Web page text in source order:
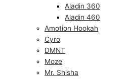
Aladin 360
Aladin 460
Amotion Hookah
Cyro
DMNT
Moze
Mr. Shisha